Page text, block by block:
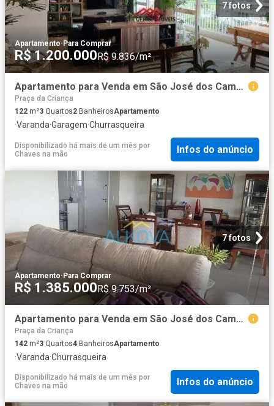
7 fotos
Apartamento· Para Comprar
R$ 1.200.000R$ 9.836/m²
Apartamento para Venda em São José dos Campos/SP Jardim das Indústrias 3 Quartos
Praça da Criança
122 m²3 Quartos2 BanheirosApartamento
·Varanda·Garagem·Churrasqueira
Disponibilizado há mais de um mês por
Chaves na mão
Infos do anúncio
7 fotos
Apartamento·Para Comprar
R$ 1.385.000R$ 9.753/m²
Apartamento para Venda em São José dos Campos/SP Jardim das Indústrias 3 Quartos
Praça da Criança
142 m²3 Quartos4 BanheirosApartamento
·Varanda·Churrasqueira
Disponibilizado há mais de um mês por
Chaves na mão
Infos do anúncio